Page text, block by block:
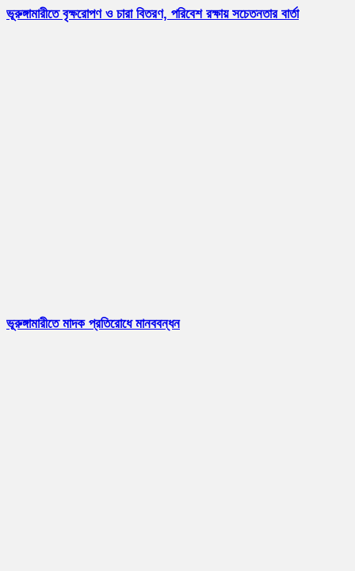
ভূরুঙ্গামারীতে বৃক্ষরোপণ ও চারা বিতরণ, পরিবেশ রক্ষায় সচেতনতার বার্তা
ভূরুঙ্গামারীতে মাদক প্রতিরোধে মানববন্ধন